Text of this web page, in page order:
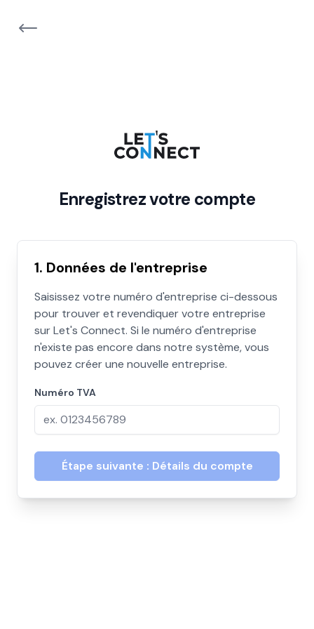
Enregistrez votre compte
1. Données de l'entreprise
Saisissez votre numéro d'entreprise ci-dessous
pour trouver et revendiquer votre entreprise
sur Let's Connect. Si le numéro d'entreprise
n'existe pas encore dans notre système, vous
pouvez créer une nouvelle entreprise.
Numéro TVA
Étape suivante : Détails du compte